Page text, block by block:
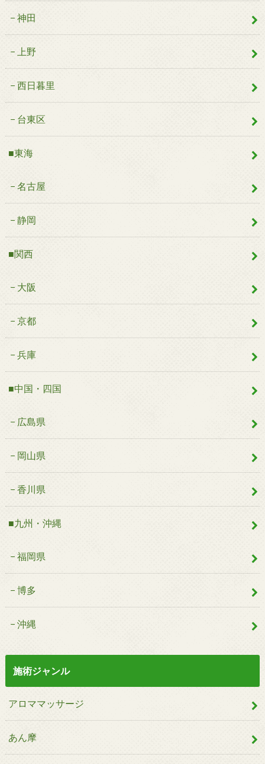
神田
上野
西日暮里
台東区
■東海
名古屋
静岡
■関西
大阪
京都
兵庫
■中国・四国
広島県
岡山県
香川県
■九州・沖縄
福岡県
博多
沖縄
施術ジャンル
アロママッサージ
あん摩